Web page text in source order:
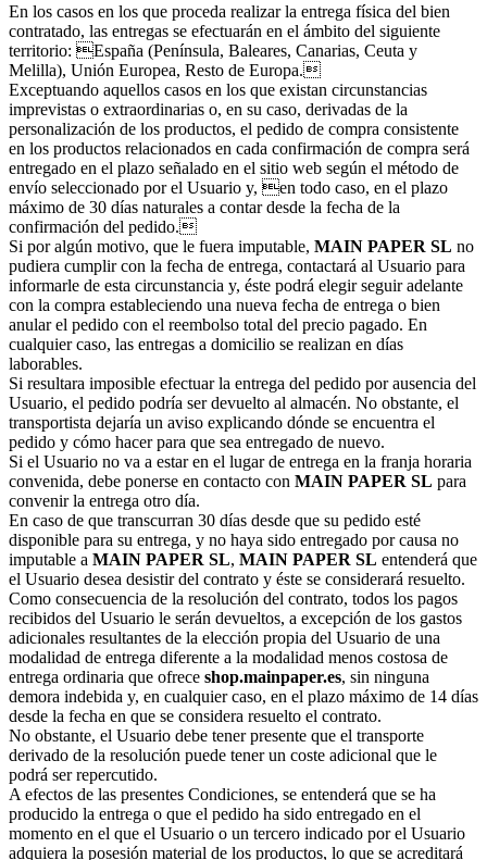
En los casos en los que proceda realizar la entrega física del bien
contratado, las entregas se efectuarán en el ámbito del siguiente
territorio: España (Península, Baleares, Canarias, Ceuta y
Melilla), Unión Europea, Resto de Europa.
Exceptuando aquellos casos en los que existan circunstancias
imprevistas o extraordinarias o, en su caso, derivadas de la
personalización de los productos, el pedido de compra consistente
en los productos relacionados en cada confirmación de compra será
entregado en el plazo señalado en el sitio web según el método de
envío seleccionado por el Usuario y, en todo caso, en el plazo
máximo de 30 días naturales a contar desde la fecha de la
confirmación del pedido.
Si por algún motivo, que le fuera imputable, MAIN PAPER SL no
pudiera cumplir con la fecha de entrega, contactará al Usuario para
informarle de esta circunstancia y, éste podrá elegir seguir adelante
con la compra estableciendo una nueva fecha de entrega o bien
anular el pedido con el reembolso total del precio pagado. En
cualquier caso, las entregas a domicilio se realizan en días
laborables.
Si resultara imposible efectuar la entrega del pedido por ausencia del
Usuario, el pedido podría ser devuelto al almacén. No obstante, el
transportista dejaría un aviso explicando dónde se encuentra el
pedido y cómo hacer para que sea entregado de nuevo.
Si el Usuario no va a estar en el lugar de entrega en la franja horaria
convenida, debe ponerse en contacto con MAIN PAPER SL para
convenir la entrega otro día.
En caso de que transcurran 30 días desde que su pedido esté
disponible para su entrega, y no haya sido entregado por causa no
imputable a MAIN PAPER SL, MAIN PAPER SL entenderá que
el Usuario desea desistir del contrato y éste se considerará resuelto.
Como consecuencia de la resolución del contrato, todos los pagos
recibidos del Usuario le serán devueltos, a excepción de los gastos
adicionales resultantes de la elección propia del Usuario de una
modalidad de entrega diferente a la modalidad menos costosa de
entrega ordinaria que ofrece shop.mainpaper.es, sin ninguna
demora indebida y, en cualquier caso, en el plazo máximo de 14 días
desde la fecha en que se considera resuelto el contrato.
No obstante, el Usuario debe tener presente que el transporte
derivado de la resolución puede tener un coste adicional que le
podrá ser repercutido.
A efectos de las presentes Condiciones, se entenderá que se ha
producido la entrega o que el pedido ha sido entregado en el
momento en el que el Usuario o un tercero indicado por el Usuario
adquiera la posesión material de los productos, lo que se acreditará